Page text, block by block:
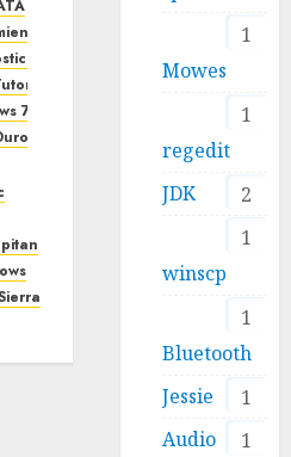
de diagnóstico de disco
de hardware
Windows
o Guías prácticas
7
1
Mowes
1
regedit
2
JDK
1
winscp
1
Bluetooth
1
Jessie
1
Audio